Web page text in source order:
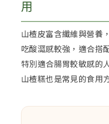
用
山楂皮富含纖維與營養
吃酸澀感較強，適合搭
特別適合腸胃較敏感的
山楂糕也是常見的食用